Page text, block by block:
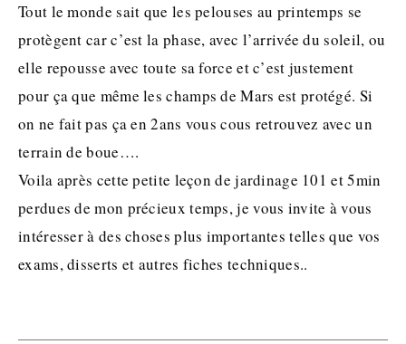
Tout le monde sait que les pelouses au printemps se
protègent car c’est la phase, avec l’arrivée du soleil, ou
elle repousse avec toute sa force et c’est justement
pour ça que même les champs de Mars est protégé. Si
on ne fait pas ça en 2ans vous cous retrouvez avec un
terrain de boue….
Voila après cette petite leçon de jardinage 101 et 5min
perdues de mon précieux temps, je vous invite à vous
intéresser à des choses plus importantes telles que vos
exams, disserts et autres fiches techniques..